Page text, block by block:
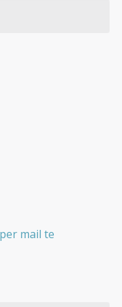
mail te